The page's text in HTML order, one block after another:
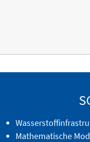
Mathematische